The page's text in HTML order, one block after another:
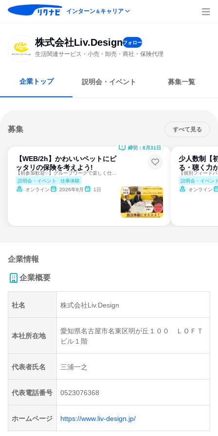
インターン＆キャリア
株式会社Liv.Designフォロー
生活関連サービス・小売・卸売・商社・保険代理
企業トップ 説明会・イベント 募集一覧
募集 すべて見る
【WEB/2h】かわいいペットにピ
ッタリの保険を考えよう!
説明会・イベント
仕事体験
オンライン
2026年8月 1日
締切：8月31日
少人数制【
る・聴く力
説明会・イベン
オンライン
企業情報
企業概要
社名 株式会社Liv.Design
本社所在地
愛知県名古屋市名東区明が丘１００ ＬＯＦＴ
ビル１階
代表者氏名 三浦一之
代表電話番号 0523076368
ホームページ https://www.liv-design.jp/